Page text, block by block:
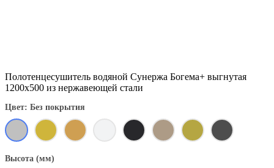
Полотенцесушитель водяной Сунержа Богема+ выгнутая
1200x500 из нержавеющей стали
Цвет: Без покрытия
Высота (мм)